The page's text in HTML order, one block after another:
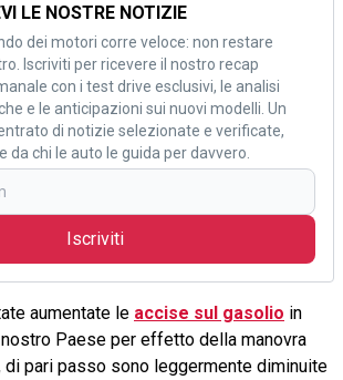
LE NOSTRE NOTIZIE
dei motori corre veloce: non restare
Iscriviti per ricevere il nostro recap
con i test drive esclusivi, le analisi
e le anticipazioni sui nuovi modelli. Un
di notizie selezionate e verificate,
da chi le auto le guida per davvero.
Iscriviti
aumentate le accise sul gasolio in
Paese per effetto della manovra
di pari passo sono leggermente diminuite